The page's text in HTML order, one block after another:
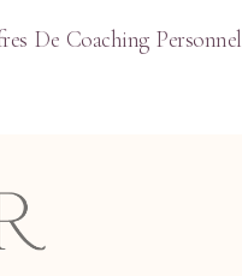
De Coaching Personnel